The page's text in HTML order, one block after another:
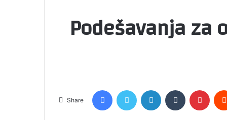
Podešavanja za
Share
FacebookTwitter LinkedIn Tumblr